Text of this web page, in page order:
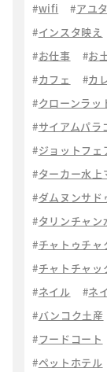
wifi アユ
インスタ映え
お仕事
お
カフェ
カ
クローンラッ
サイアムパラ
ジョットフェ
ターカー水上
ダムヌンサド
タリンチャン
チャトゥチャ
チャトチャッ
ネイル
ネ
バンコク土産
フードコート
ペットホテル